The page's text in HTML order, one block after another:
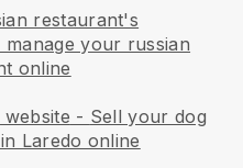
restaurant's
manage your russian
online
- Sell your dog
Laredo online